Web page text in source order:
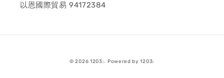
以恩國際貿易 94172384
© 2026 1203:. Powered by 1203: